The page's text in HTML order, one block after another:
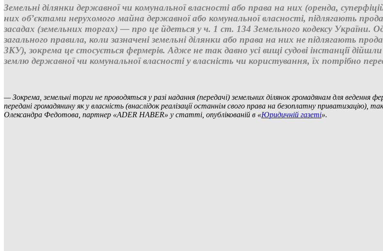
Земельні ділянки державної чи комунальної власності або права на них (оренда,
них об’єктами нерухомого майна державної або комунальної власності, підлягають
засадах (земельних торгах) — про це йдеться у ч. 1 ст. 134 Земельного кодексу України.
загального правила, коли зазначені земельні ділянки або права на них не підлягають
ЗКУ), зокрема це стосується фермерів. Адже не так давно усі вищі судові інстанції
землю державної чи комунальної власності у власність чи користування, їх потрібно
— Зокрема, земельні торги не проводяться у разі надання (передачі) земельних ділянок громадянам для ведення
передані громадянину як у власність (внаслідок реалізації останнім свого права на безоплатну приватизацію),
Олександра Федотова, партнер «ADER HABER» у статті, опублікованій в «Юридичній газеті».